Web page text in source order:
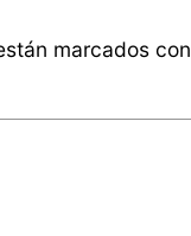
marcados con